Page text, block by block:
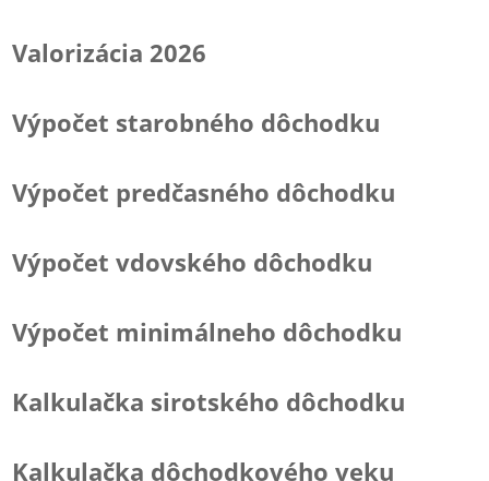
Valorizácia 2026
Výpočet starobného dôchodku
Výpočet predčasného dôchodku
Výpočet vdovského dôchodku
Výpočet minimálneho dôchodku
Kalkulačka sirotského dôchodku
Kalkulačka dôchodkového veku